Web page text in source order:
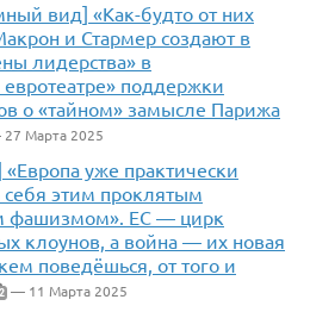
вид] «Как-будто от них
и Стармер создают в
лидерства» в
поддержки
о «тайном» замысле Парижа
Марта 2025
«Европа уже практически
этим проклятым
фашизмом». ЕС — цирк
клоунов, а война — их новая
поведёшься, от того и
2 — 11 Марта 2025